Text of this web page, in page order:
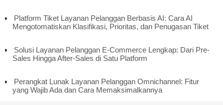
Platform Tiket Layanan Pelanggan Berbasis AI: Cara AI
Mengotomatiskan Klasifikasi, Prioritas, dan Penugasan Tiket
Solusi Layanan Pelanggan E-Commerce Lengkap: Dari Pre-
Sales Hingga After-Sales di Satu Platform
Perangkat Lunak Layanan Pelanggan Omnichannel: Fitur
yang Wajib Ada dan Cara Memaksimalkannya